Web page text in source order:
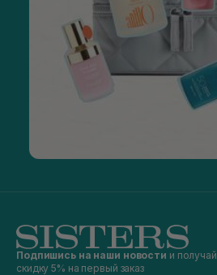
Подпишись на наши новости и получай
скидку 5% на первый заказ